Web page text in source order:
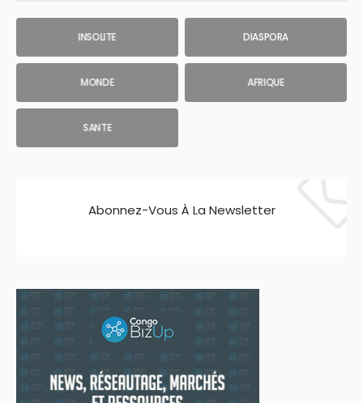
INSOLITE DIASPORA
MONDE AFRIQUE
SANTE
Abonnez-Vous À La Newsletter